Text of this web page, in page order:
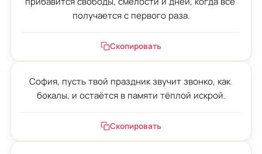
получается с первого раза.
Скопировать
София, пусть твой праздник звучит звонко, как
бокалы, и остаётся в памяти тёплой искрой.
Скопировать